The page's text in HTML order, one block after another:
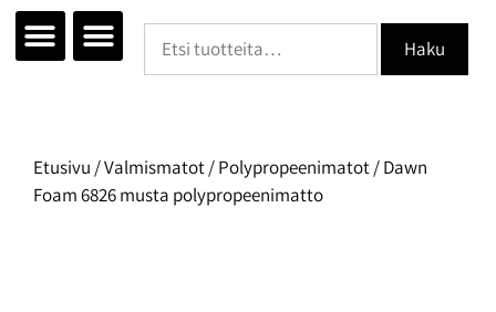
Haku
Etusivu /Valmismatot/Polypropeenimatot/ Dawn
Foam 6826 musta polypropeenimatto